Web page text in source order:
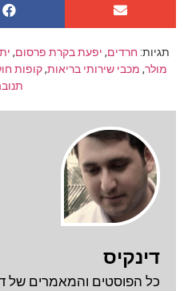
תגיות: חרדים, יפעת בקרת פרסום,
מולר, מכבי שירותי בריאות,קופות
דינקיס
כל הפוסטים והמאמרים של